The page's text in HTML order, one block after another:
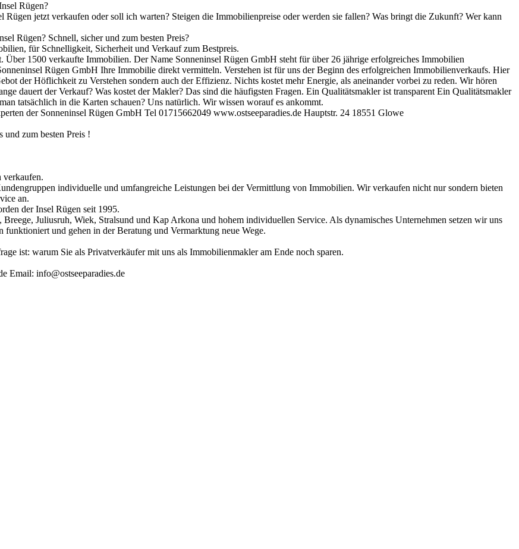
Rügen?
Rügen jetzt verkaufen oder soll ich warten? Steigen die Immobilienpreise oder werden sie fallen? Was bringt die Zukunft? Wer kann
Rügen? Schnell, sicher und zum besten Preis?
für Schnelligkeit, Sicherheit und Verkauf zum Bestpreis.
1500 verkaufte Immobilien. Der Name Sonneninsel Rügen GmbH steht für über 26 jährige erfolgreiches Immobilien
Rügen GmbH Ihre Immobilie direkt vermitteln. Verstehen ist für uns der Beginn des erfolgreichen Immobilienverkaufs. Hier
der Höflichkeit zu Verstehen sondern auch der Effizienz. Nichts kostet mehr Energie, als aneinander vorbei zu reden. Wir hören
dauert der Verkauf? Was kostet der Makler? Das sind die häufigsten Fragen. Ein Qualitätsmakler ist transparent Ein Qualitätsmakler
tatsächlich in die Karten schauen? Uns natürlich. Wir wissen worauf es ankommt.
der Sonneninsel Rügen GmbH Tel 01715662049 www.ostseeparadies.de Hauptstr. 24 18551 Glowe
und zum besten Preis !
verkaufen.
individuelle und umfangreiche Leistungen bei der Vermittlung von Immobilien. Wir verkaufen nicht nur sondern bieten
an.
der Insel Rügen seit 1995.
Juliusruh, Wiek, Stralsund und Kap Arkona und hohem individuellen Service. Als dynamisches Unternehmen setzen wir uns
und gehen in der Beratung und Vermarktung neue Wege.
ist: warum Sie als Privatverkäufer mit uns als Immobilienmakler am Ende noch sparen.
Email: info@ostseeparadies.de